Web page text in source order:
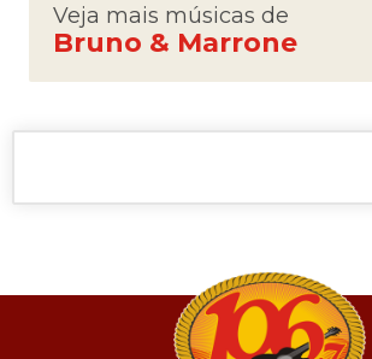
Veja mais músicas de
Bruno & Marrone